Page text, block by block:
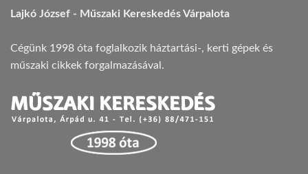
Lajkó József - Műszaki Kereskedés Várpalota
Cégünk 1998 óta foglalkozik háztartási-, kerti gépek és
műszaki cikkek forgalmazásával.